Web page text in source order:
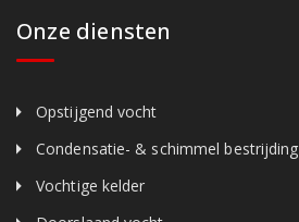
Onze diensten
Opstijgend vocht
Condensatie- & schimmel bestrijding
Vochtige kelder